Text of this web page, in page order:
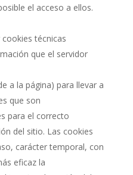
el acceso a ellos.
técnicas
que el servidor
a la página) para llevar a
que son
para el correcto
del sitio. Las cookies
carácter temporal, con
eficaz la